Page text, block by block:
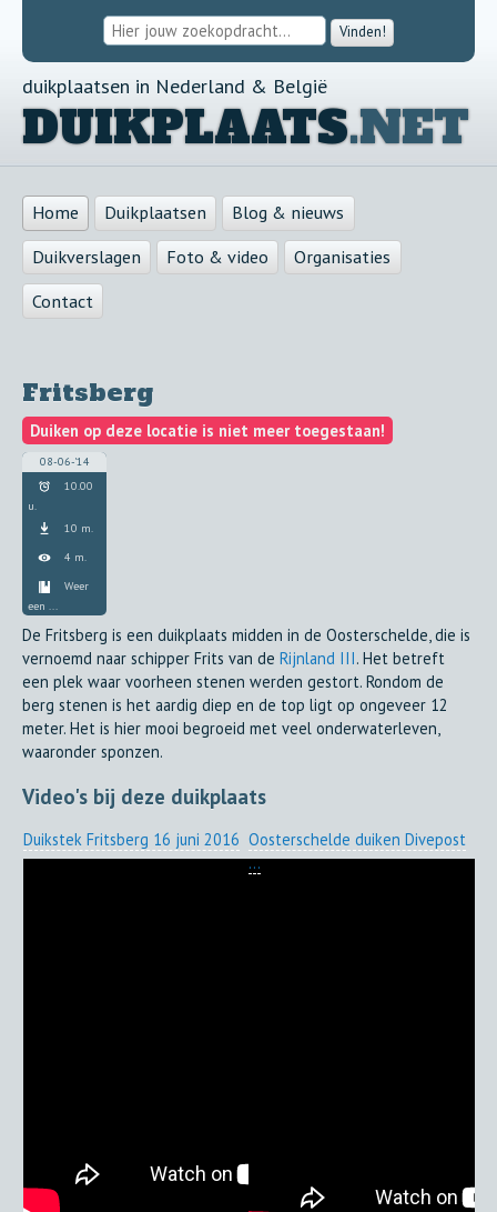
Vinden!
duikplaatsen in Nederland & België
DUIKPLAATS.NET
Home Duikplaatsen
Blog & nieuws
Duikverslagen
Foto & video
Organisaties
Contact
Fritsberg
Duiken op deze locatie is niet meer toegestaan!
08-06-'14
10.00
u.
10 m.
4 m.
Weer
een ...
De Fritsberg is een duikplaats midden in de Oosterschelde, die is
vernoemd naar schipper Frits van de Rijnland III. Het betreft
een plek waar voorheen stenen werden gestort. Rondom de
berg stenen is het aardig diep en de top ligt op ongeveer 12
meter. Het is hier mooi begroeid met veel onderwaterleven,
waaronder sponzen.
Video's bij deze duikplaats
Duikstek Fritsberg 16 juni 2016 Oosterschelde duiken Divepost
...